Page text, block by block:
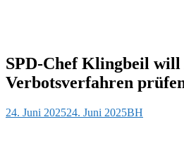
SPD-Chef Klingbeil
Verbotsverfahren
24. Juni 202524. Juni 2025BH